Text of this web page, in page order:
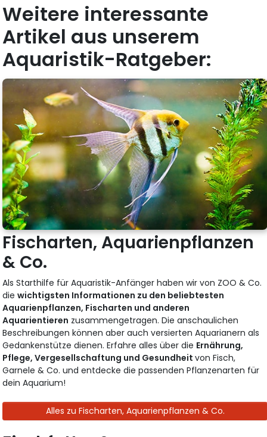
Weitere interessante
Artikel aus unserem
Aquaristik-Ratgeber:
Fischarten, Aquarienpflanzen
& Co.
Als Starthilfe für Aquaristik-Anfänger haben wir von ZOO & Co.
diewichtigsten Informationen zu den beliebtesten
Aquarienpflanzen, Fischarten und anderen
Aquarientieren zusammengetragen. Die anschaulichen
Beschreibungen können aber auch versierten Aquarianern als
Gedankenstütze dienen. Erfahre alles über die Ernährung,
Pflege, Vergesellschaftung und Gesundheitvon Fisch,
Garnele & Co. und entdecke die passenden Pflanzenarten für
dein Aquarium!
Alles zu Fischarten, Aquarienpflanzen & Co.